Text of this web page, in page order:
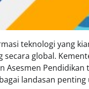
teknologi yang
global.
Asesmen Pendidikan
landasan